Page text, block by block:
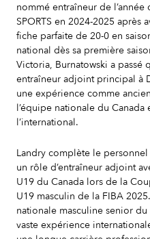
nommé entraîneur de l’année
SPORTS en 2024-2025
fiche parfaite de 20-0 en
national dès sa première
Victoria, Burnatowski a passé
entraîneur adjoint principal à
une expérience comme
l’équipe nationale du
l’international.
Landry complète le
un rôle d’entraîneur adjoint
U19 du Canada lors de la
U19 masculin de la FIBA
nationale masculine senior
vaste expérience